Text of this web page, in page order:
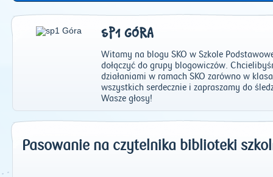
SP1 GÓRA
Witamy na blogu SKO w Szkole
dołączyć do grupy blogowiczów.
działaniami w ramach SKO zarówno w
wszystkich serdecznie i zapraszamy do
Wasze głosy!
Pasowanie na czytelnika biblioteki
2011| 2012|